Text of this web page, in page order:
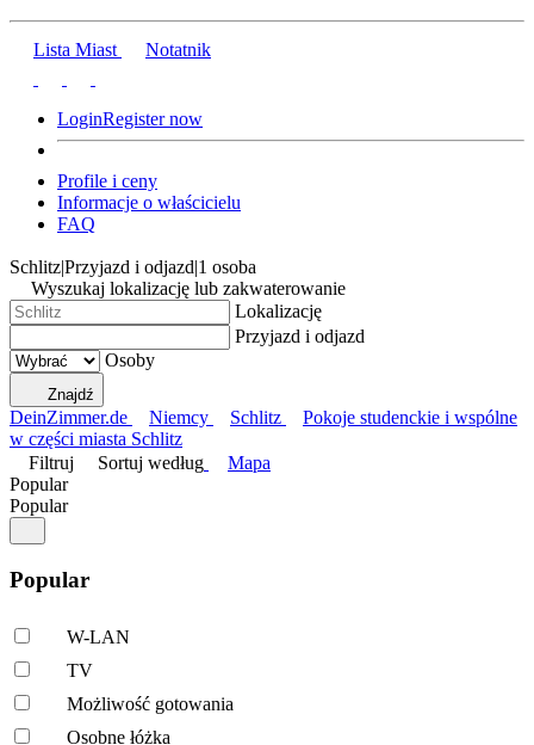
Lista Miast Notatnik
LoginRegister now
Profile i ceny
Informacje o właścicielu
FAQ
Schlitz|Przyjazd i odjazd|1 osoba
Wyszukaj lokalizację lub zakwaterowanie
Lokalizację
Przyjazd i odjazd
Osoby
Znajdź
DeinZimmer.de Niemcy Schlitz
Pokoje studenckie i wspólne
w części miasta Schlitz
Filtruj
Sortuj według
Mapa
Popular
Popular
Popular
W-LAN
TV
Możliwość gotowania
Osobne łóżka